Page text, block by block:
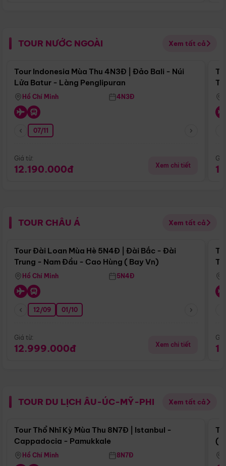
TOUR NƯỚC NGOÀI Xem tất cả
Điểm nổi bật
Tour Indonesia Mùa Thu 4N3Đ | Đảo Bali - Núi
Lửa Batur - Làng Penglipuran
Hồ Chí Minh 4N3Đ
07/11
Giá từ:
12.190.000đ Xem chi tiết
TOUR CHÂU Á Xem tất cả
Điểm nổi bật
Tour Đài Loan Mùa Hè 5N4Đ | Đài Bắc - Đài
Trung - Nam Đầu - Cao Hùng ( Bay Vn)
Hồ Chí Minh 5N4Đ
12/09 01/10
Giá từ:
12.999.000đ Xem chi tiết
TOUR DU LỊCH ÂU-ÚC-MỸ-PHI Xem tất cả
Điểm nổi bật
Tour Thổ Nhĩ Kỳ Mùa Thu 8N7Đ | Istanbul -
Cappadocia - Pamukkale
Hồ Chí Minh 8N7Đ